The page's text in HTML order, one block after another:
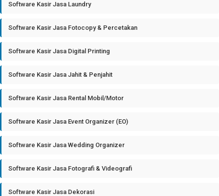
Software Kasir Jasa Laundry
Software Kasir Jasa Fotocopy & Percetakan
Software Kasir Jasa Digital Printing
Software Kasir Jasa Jahit & Penjahit
Software Kasir Jasa Rental Mobil/Motor
Software Kasir Jasa Event Organizer (EO)
Software Kasir Jasa Wedding Organizer
Software Kasir Jasa Fotografi & Videografi
Software Kasir Jasa Dekorasi